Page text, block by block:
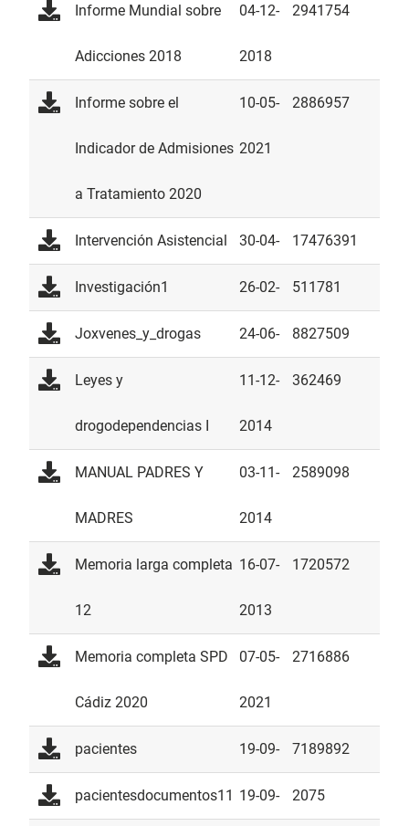
2015
Informe Mundial sobre
Adicciones 2018
04-12-
2018
2941754
Informe sobre el
Indicador de Admisiones
a Tratamiento 2020
10-05-
2021
2886957
Intervención Asistencial 30-04-
2014
17476391
Investigación1 26-02-
2014
511781
Joxvenes_y_drogas 24-06-
2013
8827509
Leyes y
drogodependencias I
11-12-
2014
362469
MANUAL PADRES Y
MADRES
03-11-
2014
2589098
Memoria larga completa
12
16-07-
2013
1720572
Memoria completa SPD
Cádiz 2020
07-05-
2021
2716886
pacientes 19-09-
2013
7189892
pacientesdocumentos11 19-09- 2075